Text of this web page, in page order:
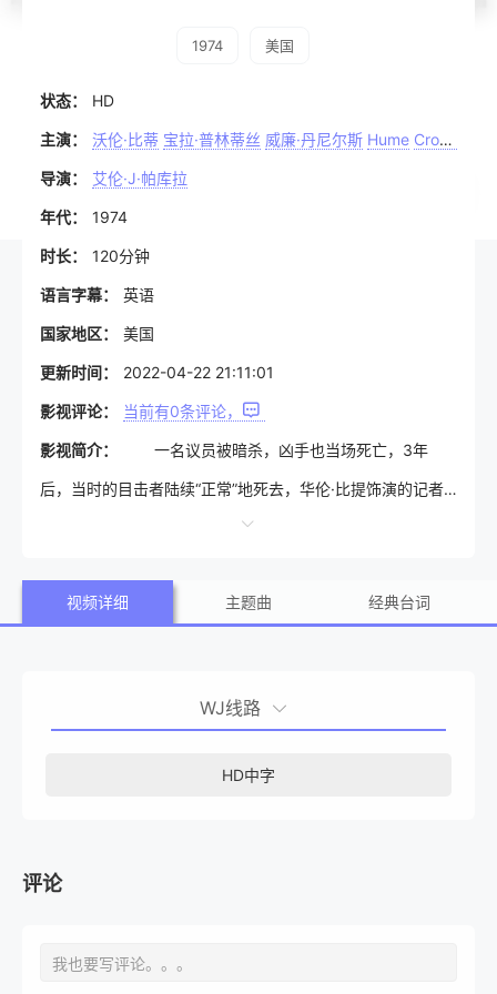
1974 美国
状态： HD
主演： 沃伦·比蒂 宝拉·普林蒂丝 威廉·丹尼尔斯 Hume Cronyn
导演： 艾伦·J·帕库拉
年代： 1974
时长： 120分钟
语言字幕： 英语
国家地区： 美国
更新时间： 2022-04-22 21:11:01
影视评论： 当前有0条评论，
影视简介： 一名议员被暗杀，凶手也当场死亡，3年
后，当时的目击者陆续“正常”地死去，华伦·比提饰演的记者
起初不以为然，但很快他也陷入危险中…… 本片是部70
玄机，全片气氛控制极好，情节扣人心弦，结尾更是出人意
视频详细 主题曲 经典台词
WJ线路
HD中字
评论